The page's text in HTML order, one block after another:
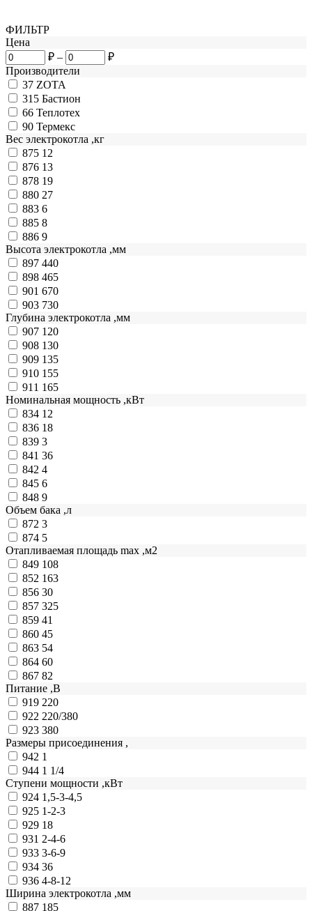
ФИЛЬТР
Цена
₽ –
₽
Производители
37 ZOTA
315 Бастион
66 Теплотех
90 Термекс
Вес электрокотла ,кг
875 12
876 13
878 19
880 27
883 6
885 8
886 9
Высота электрокотла ,мм
897 440
898 465
901 670
903 730
Глубина электрокотла ,мм
907 120
908 130
909 135
910 155
911 165
Номинальная мощность ,кВт
834 12
836 18
839 3
841 36
842 4
845 6
848 9
Объем бака ,л
872 3
874 5
Отапливаемая площадь max ,м2
849 108
852 163
856 30
857 325
859 41
860 45
863 54
864 60
867 82
Питание ,В
919 220
922 220/380
923 380
Размеры присоединения ,
942 1
944 1 1/4
Ступени мощности ,кВт
924 1,5-3-4,5
925 1-2-3
929 18
931 2-4-6
933 3-6-9
934 36
936 4-8-12
Ширина электрокотла ,мм
887 185